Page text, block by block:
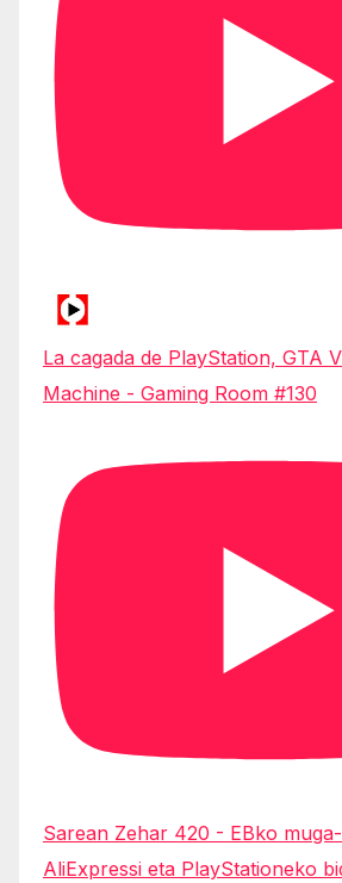
La cagada de PlayStation, GTA
Machine - Gaming Room #130
Sarean Zehar 420 - EBko
AliExpressi eta PlayStationeko